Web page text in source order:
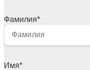
Фамилия*
Имя*